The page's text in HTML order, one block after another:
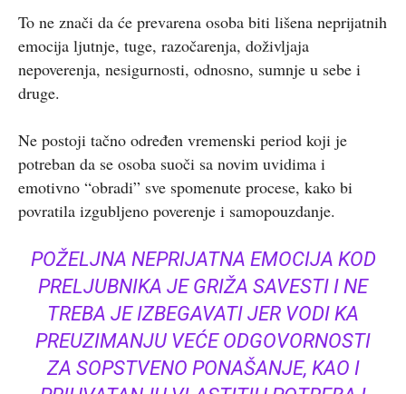
To ne znači da će prevarena osoba biti lišena neprijatnih
emocija ljutnje, tuge, razočarenja, doživljaja
nepoverenja, nesigurnosti, odnosno, sumnje u sebe i
druge.
Ne postoji tačno određen vremenski period koji je
potreban da se osoba suoči sa novim uvidima i
emotivno “obradi” sve spomenute procese, kako bi
povratila izgubljeno poverenje i samopouzdanje.
POŽELJNA NEPRIJATNA EMOCIJA KOD
PRELJUBNIKA JE GRIŽA SAVESTI I NE
TREBA JE IZBEGAVATI JER VODI KA
PREUZIMANJU VEĆE ODGOVORNOSTI
ZA SOPSTVENO PONAŠANJE, KAO I